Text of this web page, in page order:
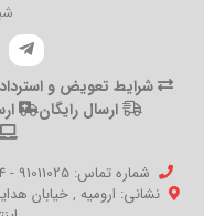
شرایط تعویض و استرداد
ارسال رایگان
شماره تماس‌: 91011025 - 044 ( ساعات پاسخ گویی 9 صبح تا 19 عصر )